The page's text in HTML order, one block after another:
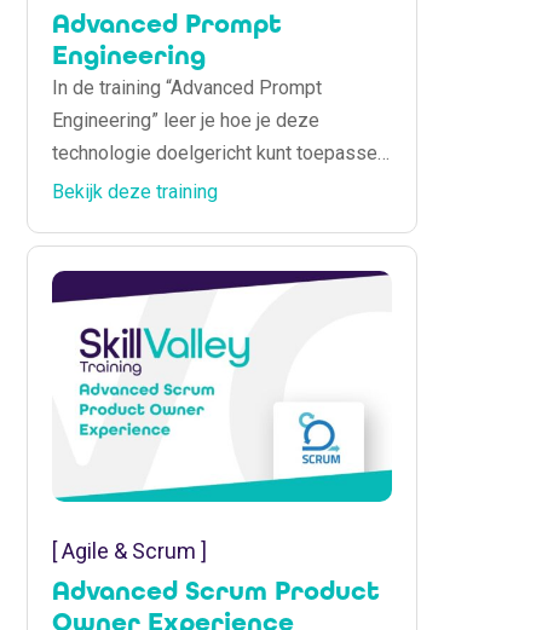
Advanced Prompt
Engineering
In de training “Advanced Prompt
Engineering” leer je hoe je deze
technologie doelgericht kunt toepassen
binnen jouw organisatie. Deze training
IT-teams. Je ontdekt hoe je AI-
technologie integreert in bestaande
source vs. closed AI, en hoe je robuust
en veilig bouwt.
Bekijk deze training
[ Agile & Scrum ]
Advanced Scrum Product
Owner Experience